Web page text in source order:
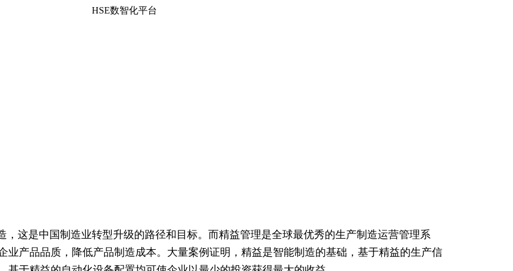
HSE数智化平台
，这是中国制造业转型升级的路径和目标。而精益管理是全球最优秀的生产制造运营管理系
业产品品质，降低产品制造成本。大量案例证明，精益是智能制造的基础，基于精益的生产信